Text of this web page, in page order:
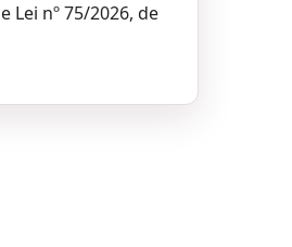
Lei nº 75/2026, de